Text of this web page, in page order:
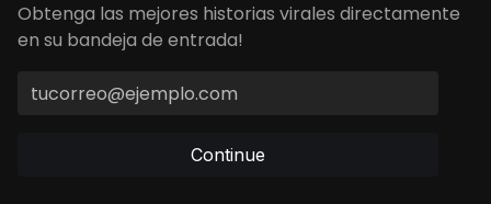
Obtenga las mejores historias virales directamente
en su bandeja de entrada!
Continue